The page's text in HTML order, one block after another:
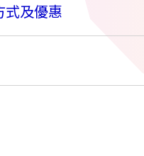
式及優惠